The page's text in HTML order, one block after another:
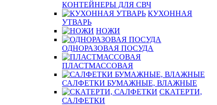
КОНТЕЙНЕРЫ ДЛЯ СВЧ
КУХОННАЯ
УТВАРЬ
НОЖИ
ОДНОРАЗОВАЯ ПОСУДА
ПЛАСТМАССОВАЯ
САЛФЕТКИ БУМАЖНЫЕ, ВЛАЖНЫЕ
СКАТЕРТИ,
САЛФЕТКИ